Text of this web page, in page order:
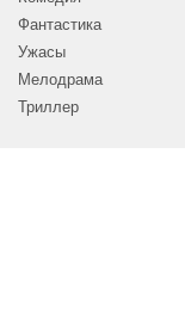
Фантастика
Ужасы
Мелодрама
Триллер